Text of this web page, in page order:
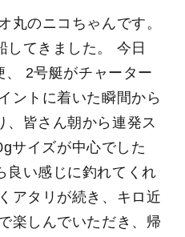
丸のニコちゃんです。
してきました。 今日
、 2号艇がチャーター
ントに着いた瞬間から
、皆さん朝から連発ス
サイズが中心でした
良い感じに釣れてくれ
アタリが続き、キロ近
楽しんでいただき、帰